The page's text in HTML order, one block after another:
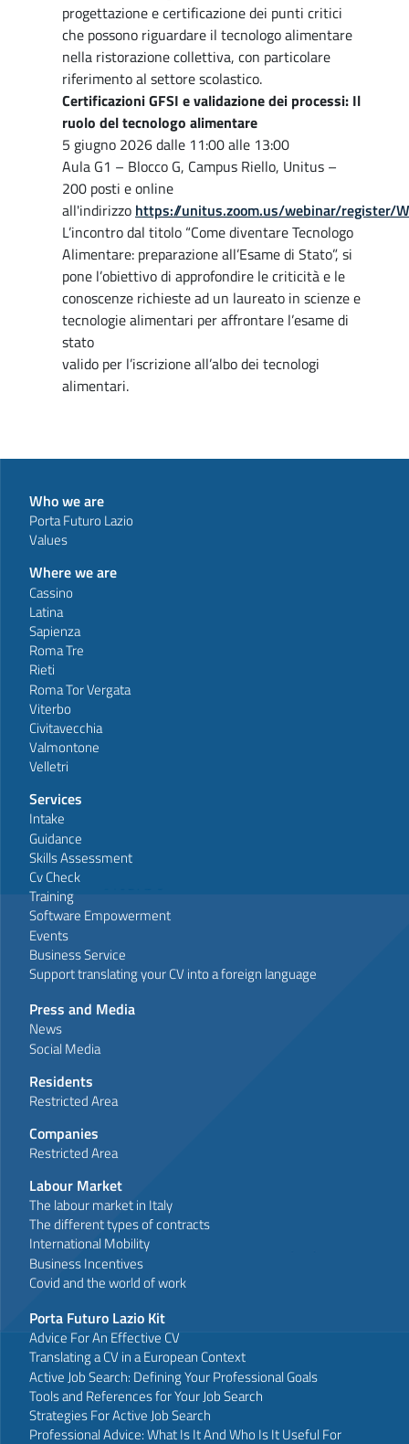
progettazione e certificazione dei punti critici
che possono riguardare il tecnologo alimentare
nella ristorazione collettiva, con particolare
riferimento al settore scolastico.
Certificazioni GFSI e validazione dei processi: Il
ruolo del tecnologo alimentare
5 giugno 2026 dalle 11:00 alle 13:00
Aula G1 – Blocco G, Campus Riello, Unitus –
200 posti e online
all'indirizzo https://unitus.zoom.us/webinar/register/
L’incontro dal titolo “Come diventare Tecnologo
Alimentare: preparazione all’Esame di Stato”, si
pone l’obiettivo di approfondire le criticità e le
conoscenze richieste ad un laureato in scienze e
tecnologie alimentari per affrontare l’esame di
stato
valido per l’iscrizione all’albo dei tecnologi
alimentari.
Who we are
Porta Futuro Lazio
Values
Where we are
Cassino
Latina
Sapienza
Roma Tre
Rieti
Roma Tor Vergata
Viterbo
Civitavecchia
Valmontone
Velletri
Services
Intake
Guidance
Skills Assessment
Cv Check
Training
Software Empowerment
Events
Business Service
Support translating your CV into a foreign language
Press and Media
News
Social Media
Residents
Restricted Area
Companies
Restricted Area
Labour Market
The labour market in Italy
The different types of contracts
International Mobility
Business Incentives
Covid and the world of work
Porta Futuro Lazio Kit
Advice For An Effective CV
Translating a CV in a European Context
Active Job Search: Defining Your Professional Goals
Tools and References for Your Job Search
Strategies For Active Job Search
Professional Advice: What Is It And Who Is It Useful For